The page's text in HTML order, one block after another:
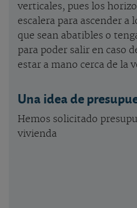
verticales, pues los
escalera para ascender a
que sean abatibles o
para poder salir en caso
estar a mano cerca de la
Una idea de
Hemos solicitado
vivienda